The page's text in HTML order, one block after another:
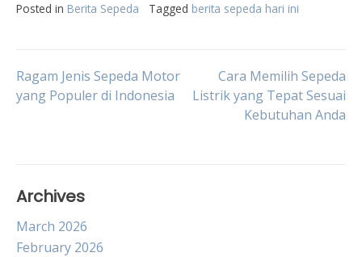
Posted in Berita Sepeda Tagged berita sepeda hari ini
Post
Ragam Jenis Sepeda Motor
yang Populer di Indonesia
Cara Memilih Sepeda
Listrik yang Tepat Sesuai
Kebutuhan Anda
Archives
March 2026
February 2026